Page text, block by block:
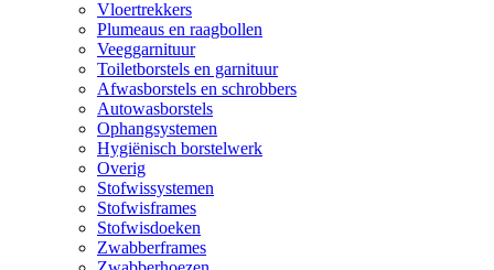
Vloertrekkers
Plumeaus en raagbollen
Veeggarnituur
Toiletborstels en garnituur
Afwasborstels en schrobbers
Autowasborstels
Ophangsystemen
Hygiënisch borstelwerk
Overig
Stofwissystemen
Stofwisframes
Stofwisdoeken
Zwabberframes